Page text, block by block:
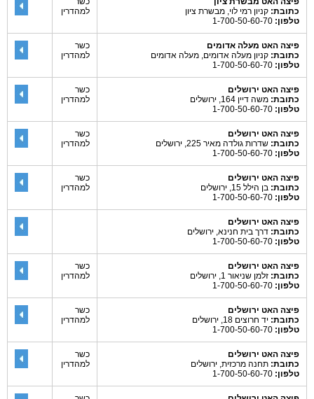
כתובת: קניון רמי לוי, מבשרת ציון
טלפון:
למהדרין
פיצה האט מעלה אדומים
כתובת: קניון מעלה אדומים, מעלה אדומים
טלפון:
כשר
למהדרין
פיצה האט ירושלים
כתובת: משה דיין 164, ירושלים
טלפון:
כשר
למהדרין
פיצה האט ירושלים
כתובת: שדרות גולדה מאיר 225, ירושלים
טלפון:
כשר
למהדרין
פיצה האט ירושלים
כתובת: בן הילל 15, ירושלים
טלפון:
כשר
למהדרין
פיצה האט ירושלים
כתובת: דרך בית חנינא, ירושלים
טלפון:
פיצה האט ירושלים
כתובת: זלמן שניאור 1, ירושלים
טלפון:
כשר
למהדרין
פיצה האט ירושלים
כתובת: יד חרוצים 18, ירושלים
טלפון:
כשר
למהדרין
פיצה האט ירושלים
כתובת: תחנה מרכזית, ירושלים
טלפון:
כשר
למהדרין